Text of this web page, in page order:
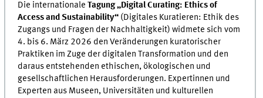
Die internationaleTagung„Digital Curating: Ethics of
Access and Sustainability“ (Digitales Kuratieren: Ethik des
Zugangs und Fragen der Nachhaltigkeit) widmete sich vom
4. bis 6. März 2026 den Veränderungen kuratorischer
Praktiken im Zuge der digitalen Transformation und den
daraus entstehenden ethischen, ökologischen und
gesellschaftlichen Herausforderungen. Expertinnen und
Experten aus Museen, Universitäten und kulturellen